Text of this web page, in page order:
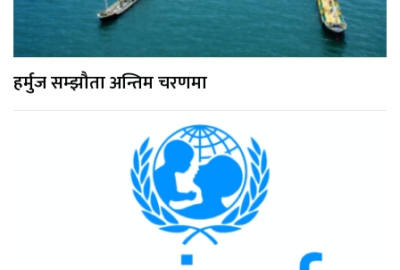
हर्मुज सम्झौता अन्तिम चरणमा